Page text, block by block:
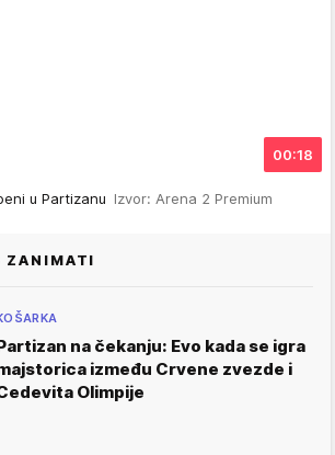
00:18
u Partizanu Izvor: Arena 2 Premium
ZANIMATI
na čekanju: Evo kada se igra
između Crvene zvezde i
Olimpije